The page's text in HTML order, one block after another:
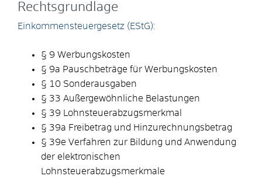
Rechtsgrundlage
Einkommensteuergesetz (EStG):
§ 9 Werbungskosten
§ 9a Pauschbeträge für Werbungskosten
§ 10 Sonderausgaben
§ 33 Außergewöhnliche Belastungen
§ 39 Lohnsteuerabzugsmerkmal
§ 39a Freibetrag und Hinzurechnungsbetrag
§ 39e Verfahren zur Bildung und Anwendung
der elektronischen
Lohnsteuerabzugsmerkmale